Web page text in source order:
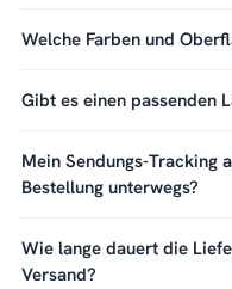
Welche Farben und
Gibt es einen passenden
Mein Sendungs-Tracking
Bestellung unterwegs?
Wie lange dauert die
Versand?